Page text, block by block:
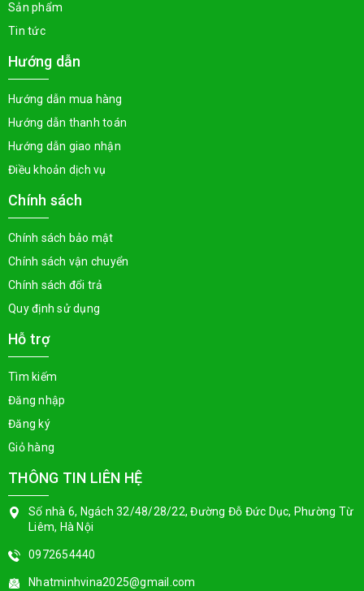
Sản phẩm
Tin tức
Hướng dẫn
Hướng dẫn mua hàng
Hướng dẫn thanh toán
Hướng dẫn giao nhận
Điều khoản dịch vụ
Chính sách
Chính sách bảo mật
Chính sách vận chuyển
Chính sách đổi trả
Quy định sử dụng
Hỗ trợ
Tìm kiếm
Đăng nhập
Đăng ký
Giỏ hàng
THÔNG TIN LIÊN HỆ
Số nhà 6, Ngách 32/48/28/22, Đường Đỗ Đức Dục, Phường Từ
Liêm, Hà Nội
0972654440
Nhatminhvina2025@gmail.com